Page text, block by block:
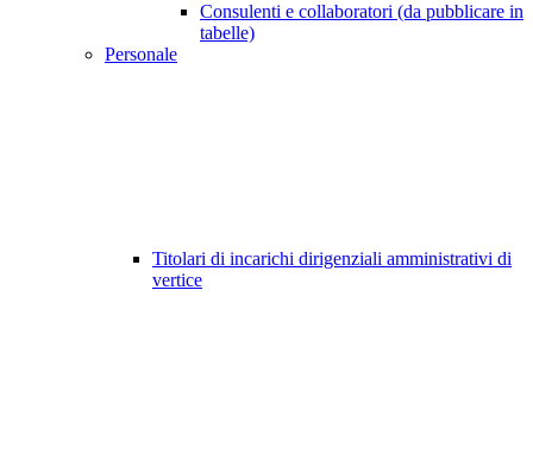
Consulenti e collaboratori (da pubblicare in
tabelle)
Personale
Titolari di incarichi dirigenziali amministrativi di
vertice